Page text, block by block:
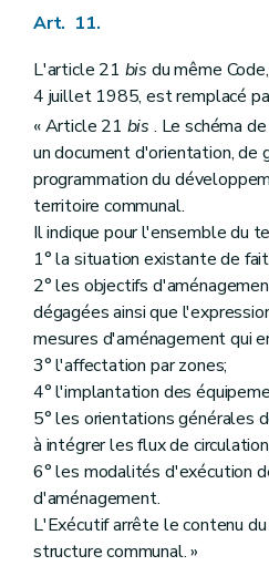
Art. 11.
L'article 21 bis du même
4 juillet 1985, est remplacé
« Article 21 bis . Le schéma
un document d'orientation, de
programmation du
territoire communal.
Il indique pour l'ensemble du
1° la situation existante de
2° les objectifs
dégagées ainsi que
mesures d'aménagement qui
3° l'affectation par zones;
4° l'implantation des
5° les orientations générales
à intégrer les flux de
6° les modalités d'exécution
d'aménagement.
L'Exécutif arrête le contenu
structure communal. »